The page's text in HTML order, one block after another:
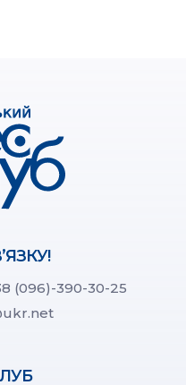
(096)-390-30-25